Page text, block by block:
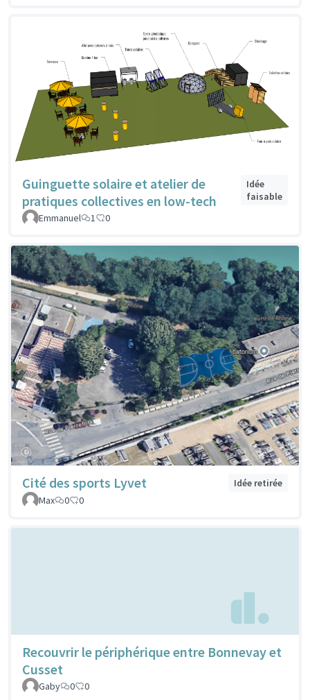
Guinguette solaire et atelier de
pratiques collectives en low-tech
Idée
faisable
Emmanuel
1 0
Cité des sports Lyvet
Idée retirée
Max
0 0
Recouvrir le périphérique entre Bonnevay et
Cusset
Gaby 0 0